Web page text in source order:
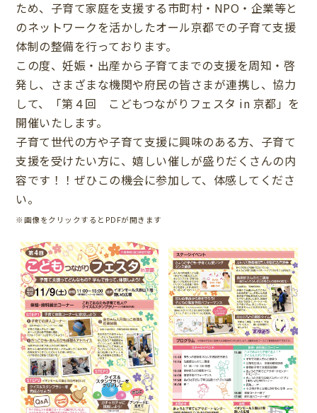
ため、子育て家庭を支援する市町村・NPO・企業等と
のネットワークを活かしたオール京都での子育て支援
体制の整備を行っております。
この度、妊娠・出産から子育てまでの支援を周知・啓
発し、 さまざまな機関や府民の皆さまが連携し、協力
して、
「第４回 こどもつながりフェスタ in 京都」を
開催いたします。
子育て世代の方や子育て支援に興味のある方、子育て
支援を受けたい方に、嬉しい催しが盛りだくさんの内
容です！！ぜひこの機会に参加して、体感してくださ
い。
※画像をクリックするとPDFが開きます